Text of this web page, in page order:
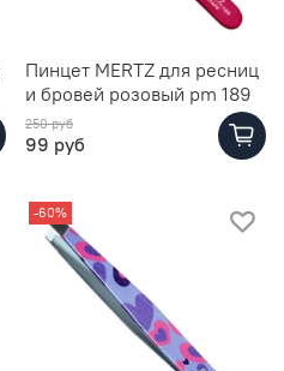
Пинцет MERTZ для ресниц
и бровей розовый pm 189
250 руб
99 руб
-60%